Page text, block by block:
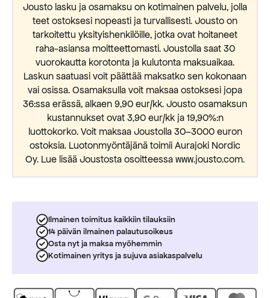
Jousto lasku ja osamaksu on kotimainen palvelu, jolla
teet ostoksesi nopeasti ja turvallisesti. Jousto on
tarkoitettu yksityishenkilöille, jotka ovat hoitaneet
raha-asiansa moitteettomasti. Joustolla saat 30
vuorokautta korotonta ja kulutonta maksuaikaa.
Laskun saatuasi voit päättää maksatko sen kokonaan
vai osissa. Osamaksulla voit maksaa ostoksesi jopa
36:ssa erässä, alkaen 9,90 eur/kk. Jousto osamaksun
kustannukset ovat 3,90 eur/kk ja 19,90%:n
luottokorko. Voit maksaa Joustolla 30–3000 euron
ostoksia. Luotonmyöntäjänä toimii Aurajoki Nordic
Oy. Lue lisää Joustosta osoitteessa www.jousto.com.
Ilmainen toimitus kaikkiin tilauksiin
14 päivän ilmainen palautusoikeus
Osta nyt ja maksa myöhemmin
Kotimainen yritys ja sujuva asiakaspalvelu